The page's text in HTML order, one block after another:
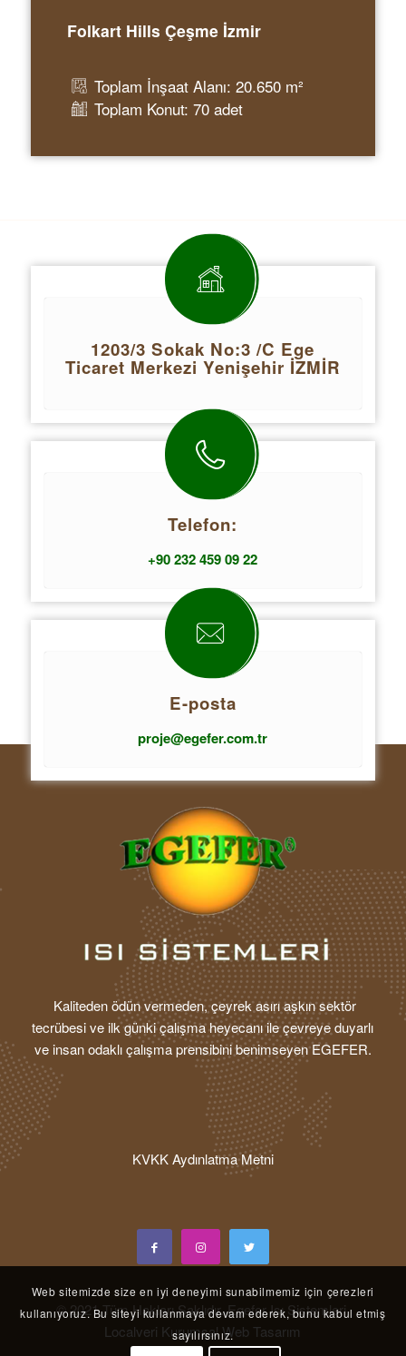
Folkart Hills Çeşme İzmir
Toplam İnşaat Alanı: 20.650 m²
Toplam Konut: 70 adet
1203/3 Sokak No:3 /C Ege
Ticaret Merkezi Yenişehir İZMİR
Telefon:
+90 232 459 09 22
E-posta
proje@egefer.com.tr
Kaliteden ödün vermeden, çeyrek asırı aşkın sektör
tecrübesi ve ilk günki çalışma heyecanı ile çevreye duyarlı
ve insan odaklı çalışma prensibini benimseyen EGEFER.
KVKK Aydınlatma Metni
© 2021 Tüm Hakları Saklıdır. Egefer Isı Sistemleri.
Localveri Kurumsal Web Tasarım
Web sitemizde size en iyi deneyimi sunabilmemiz için çerezleri
kullanıyoruz. Bu siteyi kullanmaya devam ederek, bunu kabul etmiş
sayılırsınız.